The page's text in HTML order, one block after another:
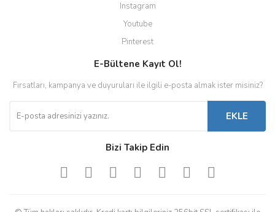
Instagram
Youtube
Pinterest
E-Bültene Kayıt Ol!
Fırsatları, kampanya ve duyuruları ile ilgili e-posta almak ister misiniz?
EKLE
Bizi Takip Edin